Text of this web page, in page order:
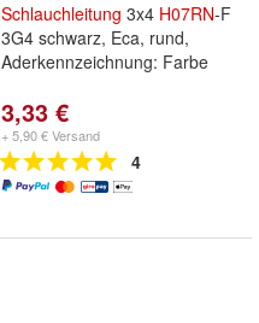
Schlauchleitung 3x4 H07RN-F
3G4 schwarz, Eca, rund,
Aderkennzeichnung: Farbe
3,33 €
+ 5,90 € Versand
4